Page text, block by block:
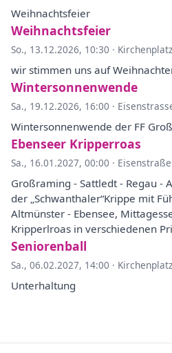
Weihnachtsfeier
Weihnachtsfeier
So., 13.12.2026, 10:30 ·
wir stimmen uns auf
Wintersonnenwende
Sa., 19.12.2026, 16:00 ·
Wintersonnenwende der FF
Ebenseer Kripperroas
Sa., 16.01.2027, 00:00 ·
Großraming - Sattledt - Regau -
der „Schwanthaler“Krippe mit
Altmünster - Ebensee,
Kripperlroas in verschiedenen
Seniorenball
Sa., 06.02.2027, 14:00 ·
Unterhaltung